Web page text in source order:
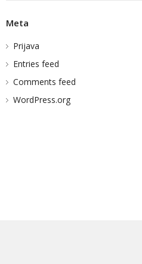
Meta
Prijava
Entries feed
Comments feed
WordPress.org